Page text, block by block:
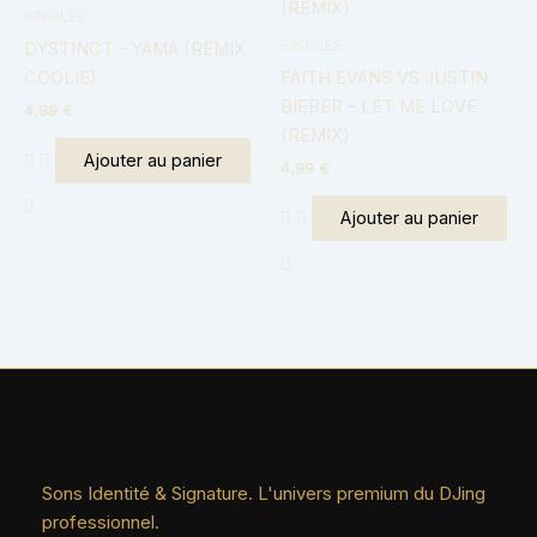
DYSTINCT – YAMA (REMIX
COOLIE)
4,99 €
Ajouter au panier
FAITH EVANS VS JUSTIN
BIEBER – LET ME LOVE
(REMIX)
4,99 €
Ajouter au panier
Sons Identité & Signature. L'univers premium du DJing
professionnel.